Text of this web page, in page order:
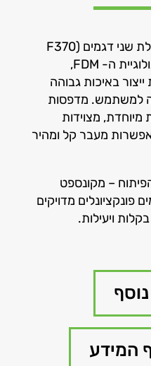
סדרת המדפסות F123 כוללת שני דגמים (F370
,F170) המתבססים על טכנולוגיית ה- FDM,
באיכות גבוהה
למשתמש. מדפסות
מיוחדת, מצוידות
מעבר קל ומהיר
– מקונספט
פונקציונלים מדויקים
ויעילות.
המידע